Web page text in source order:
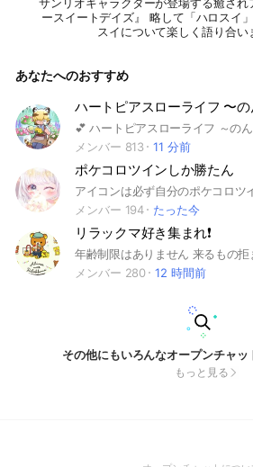
ースイートデイズ』 略して「ハロスイ
スイについて楽しく語り合
あなたへのおすすめ
メンバー 813
11 分前
ポケコロツインしか勝たん
メンバー 194
たった今
リラックマ好き集まれ❗
メンバー 280
12 時間前
その他にもいろんなオープンチャッ
もっと見る